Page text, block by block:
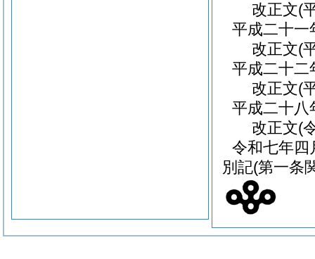
改正文(
平成二十一
改正文(
平成二十二
改正文(
平成二十八
改正文(
令和七年
別記(第一条